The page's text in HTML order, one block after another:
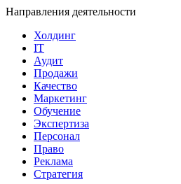
Направления деятельности
Холдинг
IT
Аудит
Продажи
Качество
Маркетинг
Обучение
Экспертиза
Персонал
Право
Реклама
Стратегия